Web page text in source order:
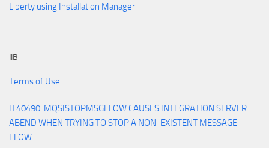
Liberty using Installation Manager
IIB
Terms of Use
IT40490: MQSISTOPMSGFLOW CAUSES INTEGRATION SERVER
ABEND WHEN TRYING TO STOP A NON-EXISTENT MESSAGE
FLOW